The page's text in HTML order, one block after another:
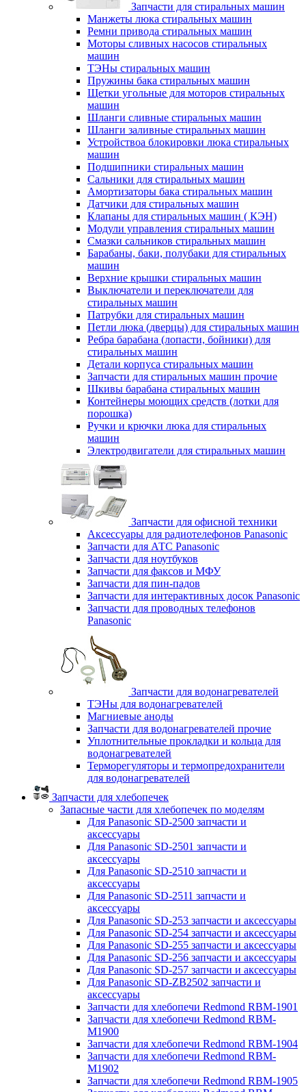
Запчасти для стиральных машин
Манжеты люка стиральных машин
Ремни привода стиральных машин
Моторы сливных насосов стиральных
машин
ТЭНы стиральных машин
Пружины бака стиральных машин
Щетки угольные для моторов стиральных
машин
Шланги сливные стиральных машин
Шланги заливные стиральных машин
Устройствоа блокировки люка стиральных
машин
Подшипники стиральных машин
Сальники для стиральных машин
Амортизаторы бака стиральных машин
Датчики для стиральных машин
Клапаны для стиральных машин ( КЭН)
Модули управления стиральных машин
Смазки сальников стиральных машин
Барабаны, баки, полубаки для стиральных
машин
Верхние крышки стиральных машин
Выключатели и переключатели для
стиральных машин
Патрубки для стиральных машин
Петли люка (дверцы) для стиральных машин
Ребра барабана (лопасти, бойники) для
стиральных машин
Детали корпуса стиральных машин
Запчасти для стиральных машин прочие
Шкивы барабана стиральных машин
Контейнеры моющих средств (лотки для
порошка)
Ручки и крючки люка для стиральных
машин
Электродвигатели для стиральных машин
Запчасти для офисной техники
Аксессуары для радиотелефонов Panasonic
Запчасти для АТС Panasonic
Запчасти для ноутбуков
Запчасти для факсов и МФУ
Запчасти для пин-падов
Запчасти для интерактивных досок Panasonic
Запчасти для проводных телефонов
Panasonic
Запчасти для водонагревателей
ТЭНы для водонагревателей
Магниевые аноды
Запчасти для водонагревателей прочие
Уплотнительные прокладки и кольца для
водонагревателей
Терморегуляторы и термопредохранители
для водонагревателей
Запчасти для хлебопечек
Запасные части для хлебопечек по моделям
Для Panasonic SD-2500 запчасти и
аксессуары
Для Panasonic SD-2501 запчасти и
аксессуары
Для Panasonic SD-2510 запчасти и
аксессуары
Для Panasonic SD-2511 запчасти и
аксессуары
Для Panasonic SD-253 запчасти и аксессуары
Для Panasonic SD-254 запчасти и аксессуары
Для Panasonic SD-255 запчасти и аксессуары
Для Panasonic SD-256 запчасти и аксессуары
Для Panasonic SD-257 запчасти и аксессуары
Для Panasonic SD-ZB2502 запчасти и
аксессуары
Запчасти для хлебопечи Redmond RBM-1901
Запчасти для хлебопечи Redmond RBM-
M1900
Запчасти для хлебопечи Redmond RBM-1904
Запчасти для хлебопечи Redmond RBM-
M1902
Запчасти для хлебопечи Redmond RBM-1905